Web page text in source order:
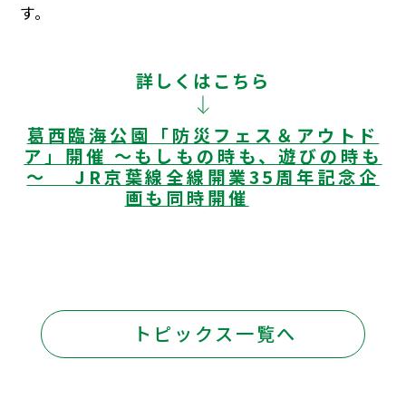
す。
詳しくはこちら
葛西臨海公園「防災フェス＆アウトド
ア」開催 ～もしもの時も、遊びの時も
～ JR京葉線全線開業35周年記念企
画も同時開催
トピックス一覧へ